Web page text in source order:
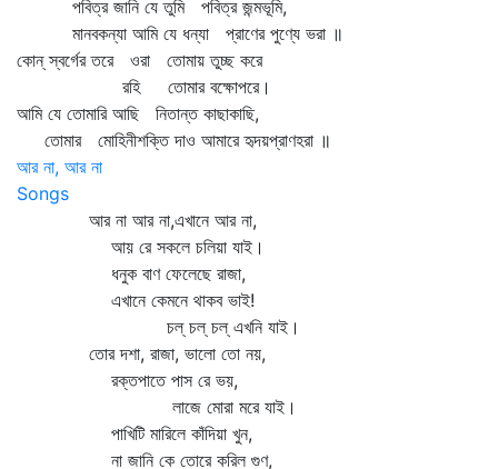
পবিত্র জানি যে তুমি পবিত্র জন্মভূমি,
মানবকন্যা আমি যে ধন্যা প্রাণের পুণ্যে ভরা ॥
কোন্‌ স্বর্গের তরে ওরা তোমায় তুচ্ছ করে
রহি তোমার বক্ষোপরে।
আমি যে তোমারি আছি নিতান্ত কাছাকাছি,
তোমার মোহিনীশক্তি দাও আমারে হৃদয়প্রাণহরা ॥
আর না, আর না
Songs
আর না আর না,এখানে আর না,
আয় রে সকলে চলিয়া যাই।
ধনুক বাণ ফেলেছে রাজা,
এখানে কেমনে থাকব ভাই!
চল্‌ চল্‌ চল্‌ এখনি যাই।
তোর দশা, রাজা, ভালো তো নয়,
রক্তপাতে পাস রে ভয়,
লাজে মোরা মরে যাই।
পাখিটি মারিলে কাঁদিয়া খুন,
না জানি কে তোরে করিল গুণ,